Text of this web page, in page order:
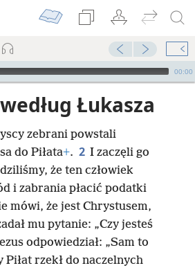
00:00
Łukasza
zebrani powstali
do Piłata+. 2 I zaczęli go
że ten człowiek
i zabrania płacić podatki
mówi, że jest Chrystusem,
mu pytanie: „Czy jesteś
odpowiedział: „Sam to
Piłat rzekł do naczelnych